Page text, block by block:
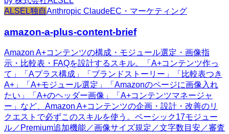
ALSEL独自Anthropic ClaudeEC・マーケティング
amazon-a-plus-content-brief
Amazon A+コンテンツの構成・モジュール選定・画像指
示・比較表・FAQを設計するスキル。「A+コンテンツ作っ
て」「Aプラス構成」「ブランドストーリー」「比較表つき
A+」「A+モジュール選定」「Amazonのページに画像入れ
たい」「A+のヘッダー画像」「A+コンテンツマネージャ
ー」など、Amazon A+コンテンツの企画・設計・改善のリ
クエストで必ずこのスキルを使う。ベーシック17モジュー
ル／Premium追加機能／画像サイズ規定／文字数目安／審査